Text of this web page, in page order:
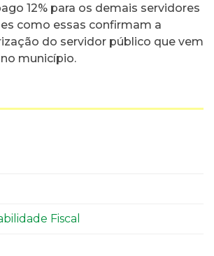
12% para os demais servidores
como essas confirmam a
do servidor público que vem
município.
Fiscal